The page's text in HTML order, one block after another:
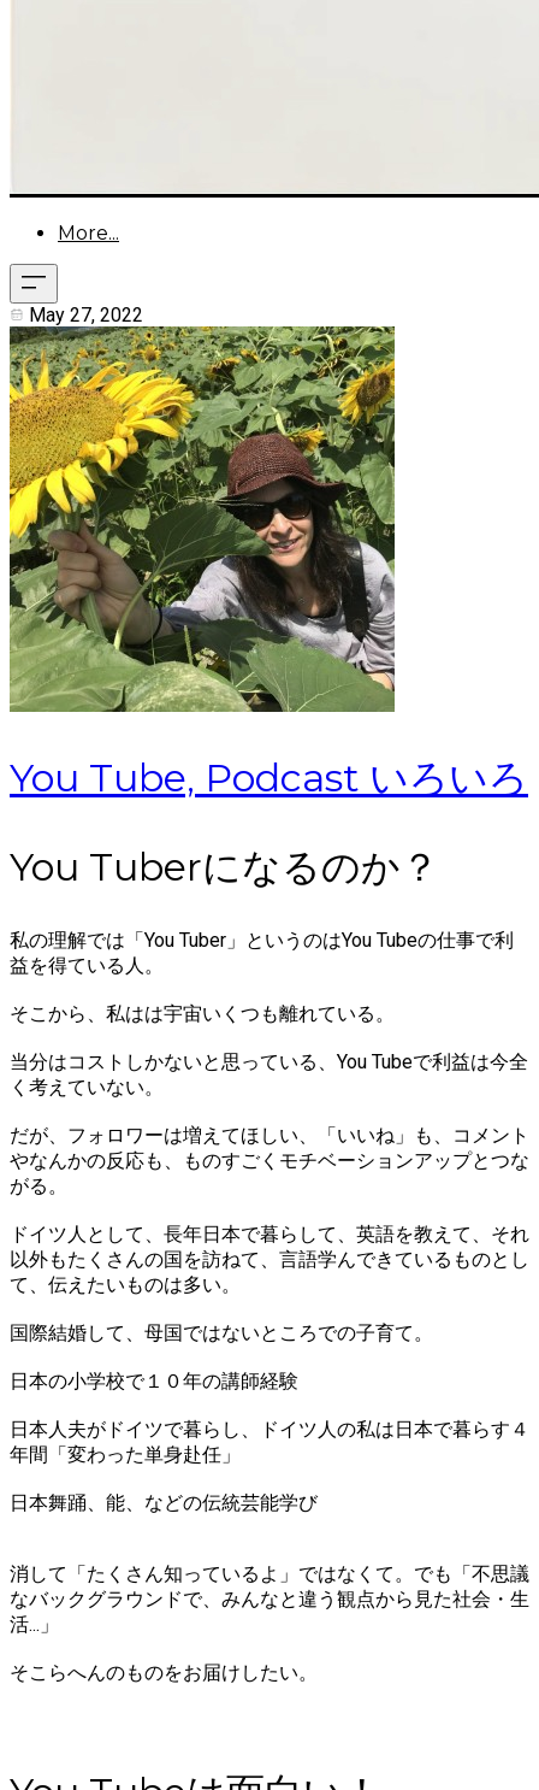
More...
May 27, 2022
You Tube, Podcast いろいろ
You Tuberになるのか？
私の理解では「You Tuber」というのはYou Tubeの仕事で利
益を得ている人。
そこから、私はは宇宙いくつも離れている。
当分はコストしかないと思っている、You Tubeで利益は今全
く考えていない。
だが、フォロワーは増えてほしい、「いいね」も、コメント
やなんかの反応も、ものすごくモチベーションアップとつな
がる。
ドイツ人として、長年日本で暮らして、英語を教えて、それ
以外もたくさんの国を訪ねて、言語学んできているものとし
て、伝えたいものは多い。
国際結婚して、母国ではないところでの子育て。
日本の小学校で１０年の講師経験
日本人夫がドイツで暮らし、ドイツ人の私は日本で暮らす４
年間「変わった単身赴任」
日本舞踊、能、などの伝統芸能学び
消して「たくさん知っているよ」ではなくて。でも「不思議
なバックグラウンドで、みんなと違う観点から見た社会・生
活...」
​そこらへんのものをお届けしたい。